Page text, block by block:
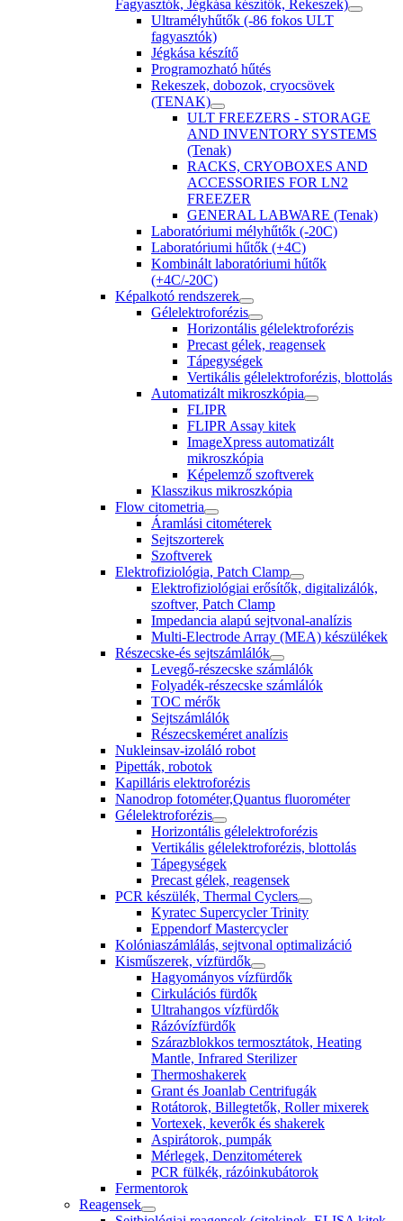
Fagyasztók, Jégkása készítők, Rekeszek)
Ultramélyhűtők (-86 fokos ULT
fagyasztók)
Jégkása készítő
Programozható hűtés
Rekeszek, dobozok, cryocsövek
(TENAK)
ULT FREEZERS - STORAGE
AND INVENTORY SYSTEMS
(Tenak)
RACKS, CRYOBOXES AND
ACCESSORIES FOR LN2
FREEZER
GENERAL LABWARE (Tenak)
Laboratóriumi mélyhűtők (-20C)
Laboratóriumi hűtők (+4C)
Kombinált laboratóriumi hűtők
(+4C/-20C)
Képalkotó rendszerek
Gélelektroforézis
Horizontális gélelektroforézis
Precast gélek, reagensek
Tápegységek
Vertikális gélelektroforézis, blottolás
Automatizált mikroszkópia
FLIPR
FLIPR Assay kitek
ImageXpress automatizált
mikroszkópia
Képelemző szoftverek
Klasszikus mikroszkópia
Flow citometria
Áramlási citométerek
Sejtszorterek
Szoftverek
Elektrofiziológia, Patch Clamp
Elektrofiziológiai erősítők, digitalizálók,
szoftver, Patch Clamp
Impedancia alapú sejtvonal-analízis
Multi-Electrode Array (MEA) készülékek
Részecske-és sejtszámlálók
Levegő-részecske számlálók
Folyadék-részecske számlálók
TOC mérők
Sejtszámlálók
Részecskeméret analízis
Nukleinsav-izoláló robot
Pipetták, robotok
Kapilláris elektroforézis
Nanodrop fotométer,Quantus fluorométer
Gélelektroforézis
Horizontális gélelektroforézis
Vertikális gélelektroforézis, blottolás
Tápegységek
Precast gélek, reagensek
PCR készülék, Thermal Cyclers
Kyratec Supercycler Trinity
Eppendorf Mastercycler
Kolóniaszámlálás, sejtvonal optimalizáció
Kisműszerek, vízfürdők
Hagyományos vízfürdők
Cirkulációs fürdők
Ultrahangos vízfürdők
Rázóvízfürdők
Szárazblokkos termosztátok, Heating
Mantle, Infrared Sterilizer
Thermoshakerek
Grant és Joanlab Centrifugák
Rotátorok, Billegtetők, Roller mixerek
Vortexek, keverők és shakerek
Aspirátorok, pumpák
Mérlegek, Denzitométerek
PCR fülkék, rázóinkubátorok
Fermentorok
Reagensek